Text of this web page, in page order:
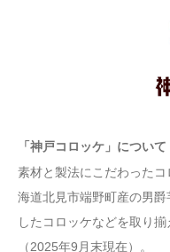
「神戸コロッケ」について
素材と製法にこだわった
海道北見市端野町産の男
したコロッケなどを取り
（2025年9月末現在）。